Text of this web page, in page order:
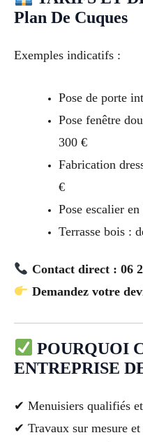
Plan De Cuques
Exemples indicatifs :
Pose de porte
Pose fenêtre
300 €
Fabrication
€
Pose escalier
Terrasse bois :
Contact direct : 06
Demandez votre
POURQUOI
ENTREPRISE
✔ Menuisiers qualifiés
✔ Travaux sur mesure et